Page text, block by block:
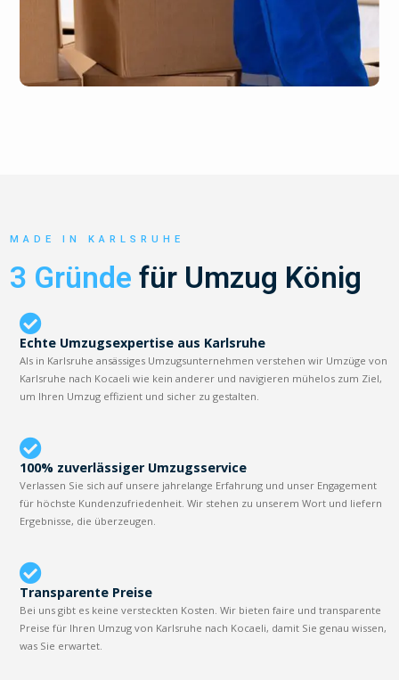
MADE IN KARLSRUHE
3 Gründe für Umzug König
Echte Umzugsexpertise aus Karlsruhe
Als in Karlsruhe ansässiges Umzugsunternehmen verstehen wir Umzüge von
Karlsruhe nach Kocaeli wie kein anderer und navigieren mühelos zum Ziel,
um Ihren Umzug effizient und sicher zu gestalten.
100% zuverlässiger Umzugsservice
Verlassen Sie sich auf unsere jahrelange Erfahrung und unser Engagement
für höchste Kundenzufriedenheit. Wir stehen zu unserem Wort und liefern
Ergebnisse, die überzeugen.
Transparente Preise
Bei uns gibt es keine versteckten Kosten. Wir bieten faire und transparente
Preise für Ihren Umzug von Karlsruhe nach Kocaeli, damit Sie genau wissen,
was Sie erwartet.